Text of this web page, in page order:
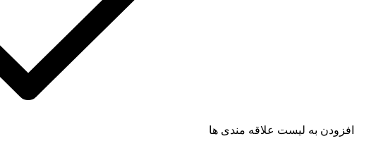
افزودن به لیست علاقه مندی ها